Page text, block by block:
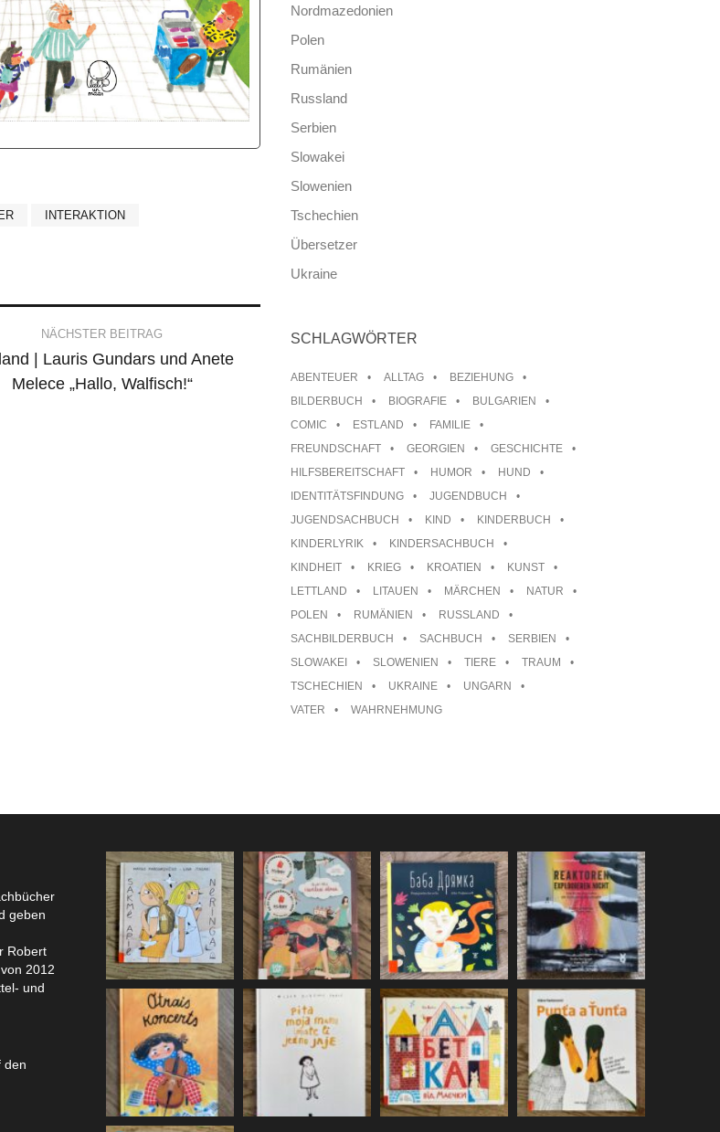
INTERAKTION
NÄCHSTER BEITRAG
| Lauris Gundars und Anete
Melece „Hallo, Walfisch!“
Nordmazedonien
Polen
Rumänien
Russland
Serbien
Slowakei
Slowenien
Tschechien
Übersetzer
Ukraine
SCHLAGWÖRTER
ABENTEUER ALLTAG
BEZIEHUNG
BILDERBUCH
BIOGRAFIE
BULGARIEN
COMIC
ESTLAND
FAMILIE
FREUNDSCHAFT
GEORGIEN
GESCHICHTE
HILFSBEREITSCHAFT
HUMOR
HUND
IDENTITÄTSFINDUNG
JUGENDBUCH
JUGENDSACHBUCH
KIND
KINDERBUCH
KINDERLYRIK
KINDERSACHBUCH
KINDHEIT
KRIEG KROATIEN
KUNST
LETTLAND
LITAUEN MÄRCHEN
NATUR
POLEN
RUMÄNIEN
RUSSLAND
SACHBILDERBUCH
SACHBUCH
SERBIEN
SLOWAKEI
SLOWENIEN TIERE
TRAUM
TSCHECHIEN
UKRAINE
UNGARN
VATER
WAHRNEHMUNG
geben
Robert
2012
und
den